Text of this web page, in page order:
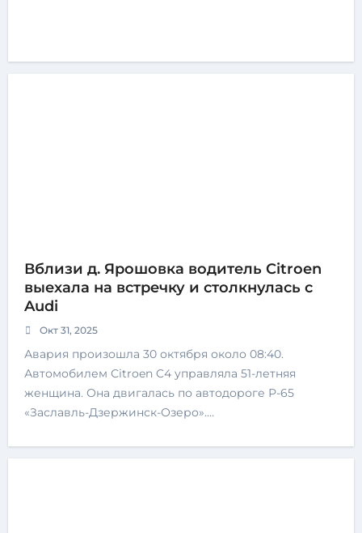
Вблизи д. Ярошовка водитель Сitroen
выехала на встречку и столкнулась с
Audi
Окт 31, 2025
Авария произошла 30 октября около 08:40.
Автомобилем Сitroen C4 управляла 51-летняя
женщина. Она двигалась по автодороге Р-65
«Заславль-Дзержинск-Озеро».…